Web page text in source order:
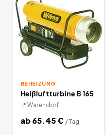
BEHEIZUNG
Heißluftturbine B 165
📍 Warendorf
ab65.45€ / Tag